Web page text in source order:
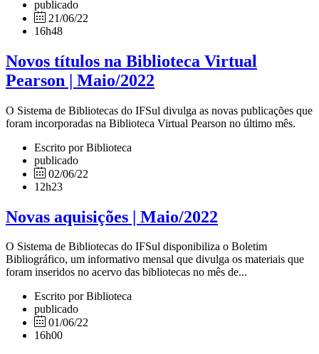
publicado
21/06/22
16h48
Novos títulos na Biblioteca Virtual
Pearson | Maio/2022
O Sistema de Bibliotecas do IFSul divulga as novas publicações que
foram incorporadas na Biblioteca Virtual Pearson no último mês.
Escrito por Biblioteca
publicado
02/06/22
12h23
Novas aquisições | Maio/2022
O Sistema de Bibliotecas do IFSul disponibiliza o Boletim
Bibliográfico, um informativo mensal que divulga os materiais que
foram inseridos no acervo das bibliotecas no mês de...
Escrito por Biblioteca
publicado
01/06/22
16h00